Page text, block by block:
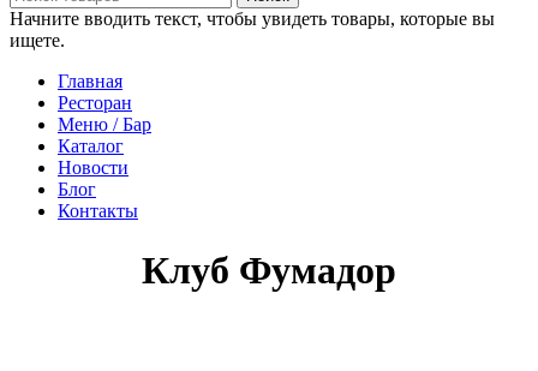
Начните вводить текст, чтобы увидеть товары, которые вы
ищете.
Главная
Ресторан
Меню / Бар
Каталог
Новости
Блог
Контакты
Клуб Фумадор